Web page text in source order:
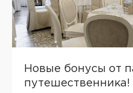
Новые бонусы от
путешественника!